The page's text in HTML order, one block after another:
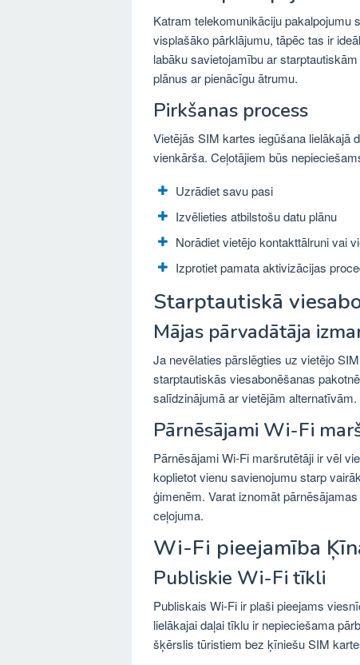
Katram telekomunikāciju pakalpojumu
visplašāko pārklājumu, tāpēc tas ir
labāku savietojamību ar
plānus ar pienācīgu ātrumu.
Pirkšanas process
Vietējās SIM kartes iegūšana lielākajā
vienkārša. Ceļotājiem būs
Uzrādiet savu pasi
Izvēlieties atbilstošu datu plānu
Norādiet vietējo kontakttālruni vai
Izprotiet pamata aktivizācijas
Starptautiskā
Mājas pārvadātāja
Ja nevēlaties pārslēgties uz vietējo
starptautiskās viesabonēšanas
salīdzinājumā ar vietējām alternatīvām.
Pārnēsājami Wi-Fi
Pārnēsājami Wi-Fi maršrutētāji ir vēl
koplietot vienu savienojumu starp
ģimenēm. Varat iznomāt
ceļojuma.
Wi-Fi pieejamība
Publiskie Wi-Fi tīkli
Publiskais Wi-Fi ir plaši pieejams
lielākajai daļai tīklu ir nepieciešama
šķērslis tūristiem bez ķīniešu SIM